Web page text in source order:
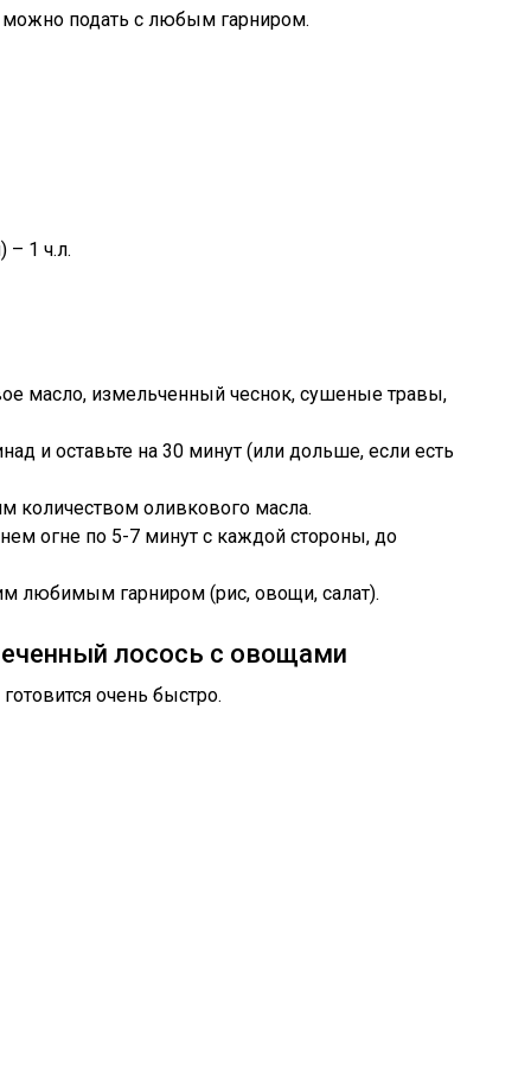
подать с любым гарниром.
– 1 ч.л.
масло, измельченный чеснок, сушеные травы,
и оставьте на 30 минут (или дольше, если есть
количеством оливкового масла.
огне по 5-7 минут с каждой стороны, до
любимым гарниром (рис, овощи, салат).
лосось с овощами
очень быстро.